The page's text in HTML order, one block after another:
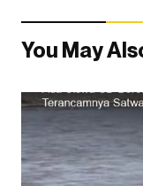
You May